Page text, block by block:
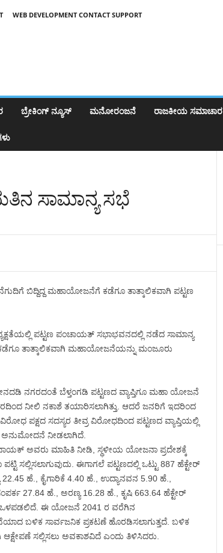
WEB DEVELOPMENT CONTACT SUPPORT
ಬ್ರೇಕಿಂಗ್‌ ನ್ಯೂಸ್ ಮನೋರಂಜನೆ ರಾಜಕೀಯ ಸಮಾಚಾರ
ಸಾಮಾನ್ಯ ಸಭೆ
ಬಿದ್ದಿದ್ದ ಮಹಾಯೋಜನೆಗೆ ಕಡೆಗೂ ತಾತ್ಕಾಲಿಕವಾಗಿ ಪಟ್ಟಣ
ಪಟ್ಟಣ ಪಂಚಾಯತ್ ಸಭಾಭವನದಲ್ಲಿ ನಡೆದ ಸಾಮಾನ್ಯ
ತಾತ್ಕಾಲಿಕವಾಗಿ ಮಹಾಯೋಜನೆಯನ್ನು ಮಂಜೂರು
ನಗರದಂತೆ ಬೆಳ್ತಂಗಡಿ ಪಟ್ಟಣದ ವ್ಯಾಪ್ತಿಗೂ ಮಹಾ ಯೋಜನೆ
ನೀಲಿ ನಕಾಶೆ ತಯಾರಿಸಲಾಗಿತ್ತು. ಆದರೆ ಜನರಿಗೆ ಇದರಿಂದ
ಪಕ್ಷದ ಸದಸ್ಯರ ತೀವ್ರ ವಿರೋಧದಿಂದ ಪಟ್ಟಣದ ವ್ಯಾಪ್ತಿಯಲ್ಲಿ
ನೀಡಲಾಗಿದೆ.
ಅವರು ಮಾಹಿತಿ ನೀಡಿ, ಸ್ಥಳೀಯ ಯೋಜನಾ ಪ್ರದೇಶಕ್ಕೆ
ಈಗಾಗಲೆ ಪಟ್ಟಣದಲ್ಲಿ ಒಟ್ಟು 887 ಹೆಕ್ಟೇರ್
ಹೆ., ಕೈಗಾರಿಕೆ 4.40 ಹೆ., ಉದ್ಯಾನವನ 5.90 ಹೆ.,
27.84 ಹೆ., ಅರಣ್ಯ 16.28 ಹೆ., ಕೃಷಿ 663.64 ಹೆಕ್ಟೇರ್
ಒಳಪಡಲಿದೆ. ಈ ಯೋಜನೆ 2041 ರ ವರೆಗಿನ
ಬಳಿಕ ಸಾರ್ವಜನಿಕ ಪ್ರಕಟಣೆ ಹೊರಡಿಸಲಾಗುತ್ತದೆ. ಬಳಿಕ
ಸಲ್ಲಿಸಲು ಅವಕಾಶವಿದೆ ಎಂದು ತಿಳಿಸಿದರು.